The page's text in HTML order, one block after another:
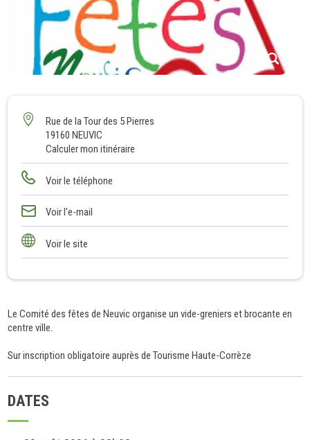
Rue de la Tour des 5 Pierres
19160 NEUVIC
Calculer mon itinéraire
Voir le téléphone
Voir l'e-mail
Voir le site
Le Comité des fêtes de Neuvic organise un vide-greniers et brocante en
centre ville.
Sur inscription obligatoire auprès de Tourisme Haute-Corrèze
DATES